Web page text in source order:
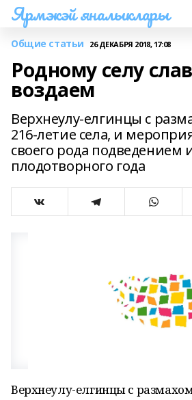
Ярмэкэй яналыклары
Общие статьи 26 ДЕКАБРЯ 2018, 17:08
Родному селу
воздаем
Верхнеулу-елгинцы с
216-летие села, и
своего рода подведением
плодотворного года
Верхнеулу-елгинцы с